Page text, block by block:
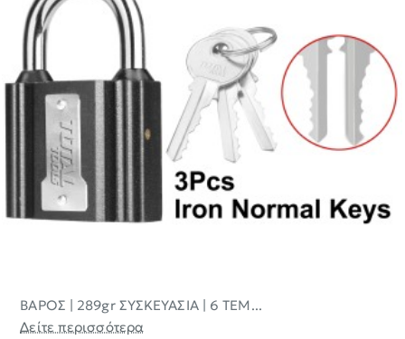
ΒΑΡΟΣ | 289gr ΣΥΣΚΕΥΑΣΙΑ | 6 ΤΕΜ...
Δείτε περισσότερα